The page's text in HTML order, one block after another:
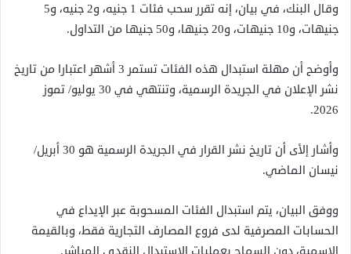
وقال البنك، في بيان، إنه تقرر سحب فئات 1 جنيه، و2 جنيه، و5
جنيهات، و10 جنيهات، و20 جنيها، و50 جنيها من التداول.
وأوضح أن مهلة استبدال هذه الفئات تستمر 3 أشهر اعتبارا من تاريخ
نشر الإعلان في الجريدة الرسمية، وتنتهي في 30 يوليو/ تموز
2026.
وأشار إلأى أن تاريخ نشر القرار في الجريدة الرسمية هو 30 أبريل/
نيسان الماضي.
ووفق البيان، يتم استبدال الفئات المسحوبة عبر الإيداع في
الحسابات المصرفية لدى فروع المصارف التجارية فقط، وبالقيمة